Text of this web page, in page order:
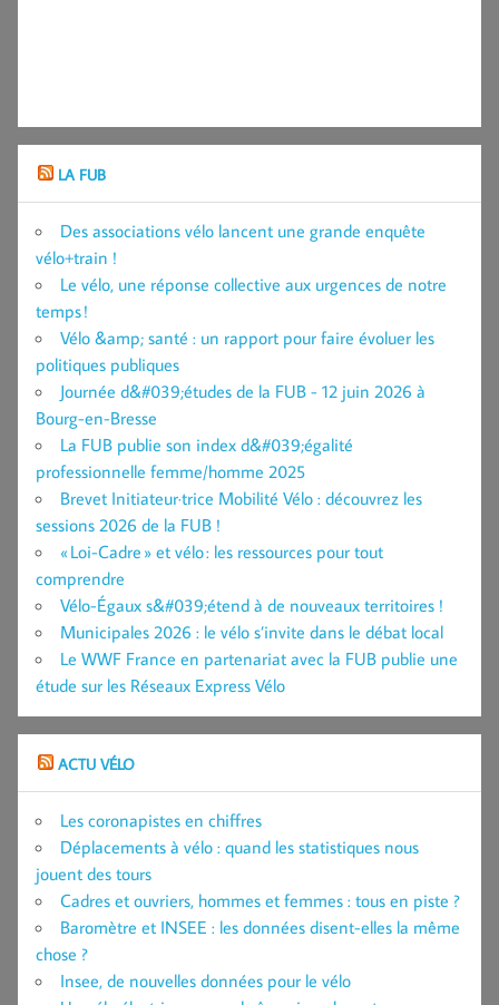
LA FUB
Des associations vélo lancent une grande enquête
vélo+train !
Le vélo, une réponse collective aux urgences de notre
temps !
Vélo &amp; santé : un rapport pour faire évoluer les
politiques publiques
Journée d&#039;études de la FUB - 12 juin 2026 à
Bourg-en-Bresse
La FUB publie son index d&#039;égalité
professionnelle femme/homme 2025
Brevet Initiateur·trice Mobilité Vélo : découvrez les
sessions 2026 de la FUB !
« Loi-Cadre » et vélo : les ressources pour tout
comprendre
Vélo-Égaux s&#039;étend à de nouveaux territoires !
Municipales 2026 : le vélo s’invite dans le débat local
Le WWF France en partenariat avec la FUB publie une
étude sur les Réseaux Express Vélo
ACTU VÉLO
Les coronapistes en chiffres
Déplacements à vélo : quand les statistiques nous
jouent des tours
Cadres et ouvriers, hommes et femmes : tous en piste ?
Baromètre et INSEE : les données disent-elles la même
chose ?
Insee, de nouvelles données pour le vélo